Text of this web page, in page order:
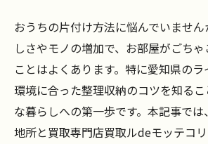
おうちの片付け方法に悩んでいませ
しさやモノの増加で、お部屋がごち
ことはよくあります。特に愛知県の
環境に合った整理収納のコツを知る
な暮らしへの第一歩です。本記事で
地所と買取専門店買取ルdeモッテコ